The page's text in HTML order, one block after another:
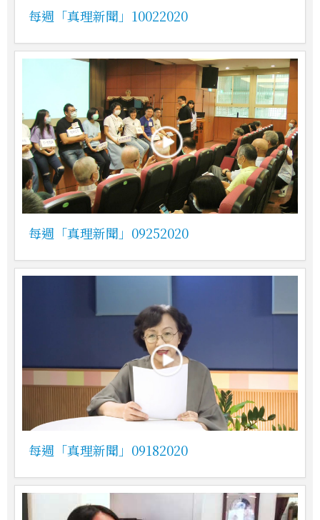
每週「真理新聞」10022020
每週「真理新聞」09252020
每週「真理新聞」09182020